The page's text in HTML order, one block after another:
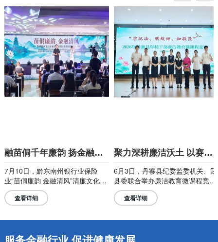
融苗侗千年廉韵 扬金融时代清风
黔东南州银行业保险
韵 金融清风”清廉文化微
赛，全州18组金融青年
打造了一场民族文化与
聚力深耕廉洁沃土 以赛促学载誉前行
6月3日，丹寨县纪委监委机关、团
县委联合举办廉洁教育微课程竞
赛。贵阳银行丹寨支行选派青年员
工联合县域金融同业组队参赛，凭
体三等奖，充分展现支行青年廉洁
查看详细
为纵深
东南州
案件的